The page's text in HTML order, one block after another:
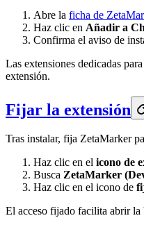
Abre la ficha de
Haz clic en Añadir a
Confirma el aviso de
Las extensiones dedicadas
extensión.
Fijar la extensión
Tras instalar, fija ZetaMarker
Haz clic en el icono de
Busca ZetaMarker
Haz clic en el icono de
El acceso fijado facilita abrir la